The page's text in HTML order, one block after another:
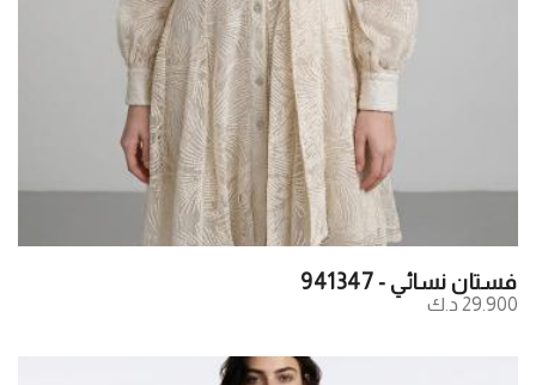
فستان نسائي - 941347
29.900 د.ك